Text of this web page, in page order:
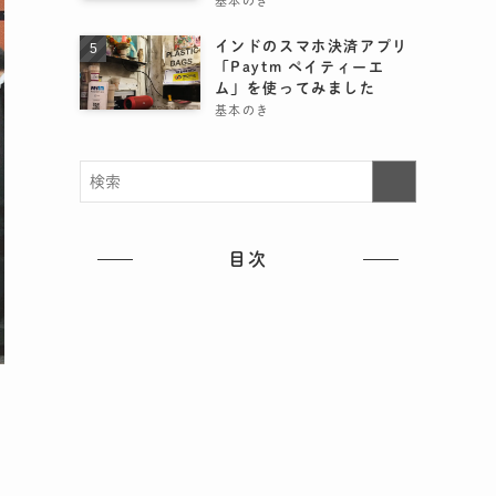
インドのスマホ決済アプリ
「Paytm ペイティーエ
ム」を使ってみました
基本のき
目次